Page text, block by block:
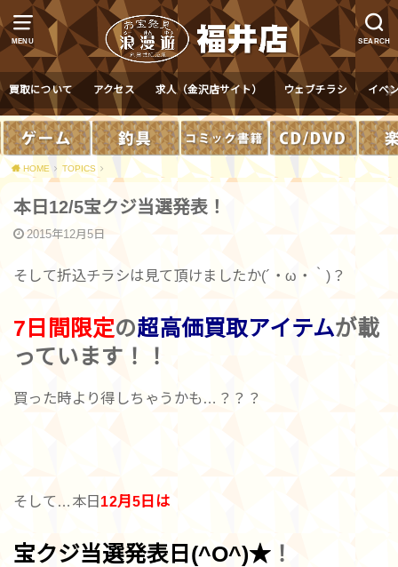
MENU SEARCH
買取について アクセス 求人（金沢店サイト） ウェブチラシ イベ
HOME TOPICS
本日12/5宝クジ当選発表！
2015年12月5日
そして折込チラシは見て頂けましたか(´・ω・｀)？
7日間限定の超高価買取アイテムが載
っています！！
買った時より得しちゃうかも…？？？
そして…本日 12月5日は
宝クジ当選発表日 (^O^)★ ！